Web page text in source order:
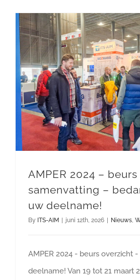
AMPER 2024 – beurs
samenvatting –
uw deelname!
By ITS-AIM juni 12th, 2026 Nieuws,
AMPER 2024 - beurs overzicht
deelname! Van 19 tot 21 maart